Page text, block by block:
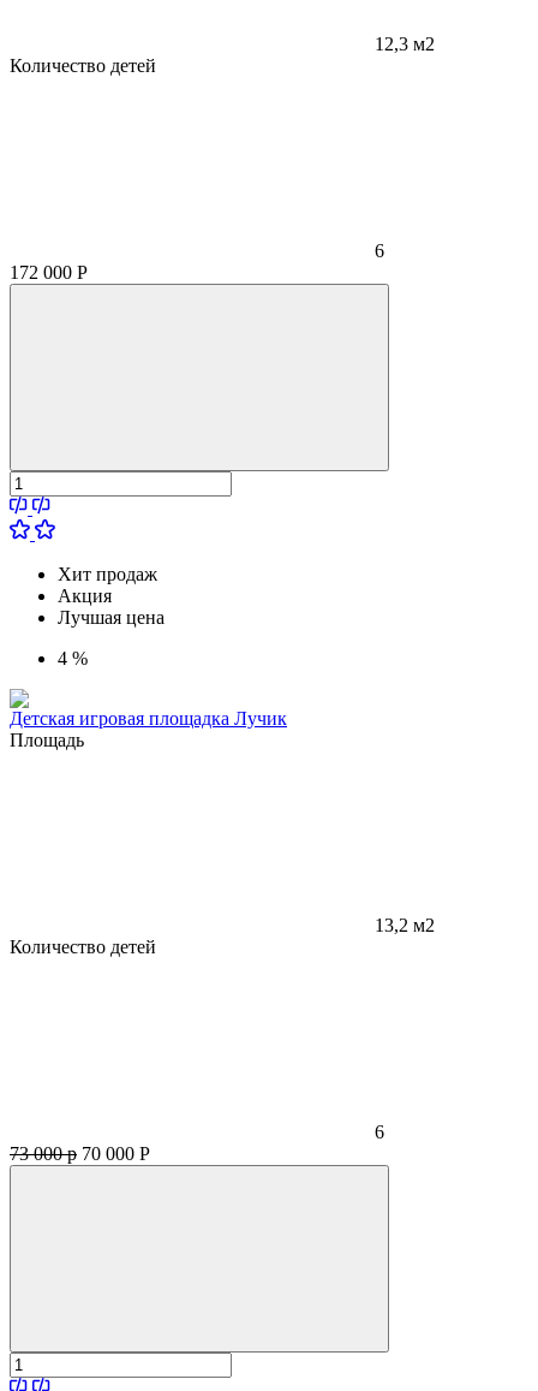
12,3 м2
Количество детей
6
172 000 Р
Хит продаж
Акция
Лучшая цена
4 %
Детская игровая площадка Лучик
Площадь
13,2 м2
Количество детей
6
73 000 р 70 000 Р